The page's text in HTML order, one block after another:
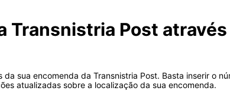
Transnistria Post
sua encomenda da Transnistria Post. Basta inserir o
atualizadas sobre a localização da sua encomenda.